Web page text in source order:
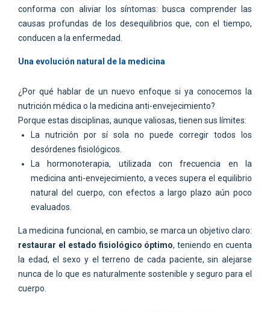
conforma con aliviar los síntomas: busca comprender las
causas profundas de los desequilibrios que, con el tiempo,
conducen a la enfermedad.
Una evolución natural de la medicina
¿Por qué hablar de un nuevo enfoque si ya conocemos la
nutrición médica o la medicina anti-envejecimiento?
Porque estas disciplinas, aunque valiosas, tienen sus límites:
La nutrición por sí sola no puede corregir todos los
desórdenes fisiológicos.
La hormonoterapia, utilizada con frecuencia en la
medicina anti-envejecimiento, a veces supera el equilibrio
natural del cuerpo, con efectos a largo plazo aún poco
evaluados.
La medicina funcional, en cambio, se marca un objetivo claro:
restaurar el estado fisiológico óptimo, teniendo en cuenta
la edad, el sexo y el terreno de cada paciente, sin alejarse
nunca de lo que es naturalmente sostenible y seguro para el
cuerpo.